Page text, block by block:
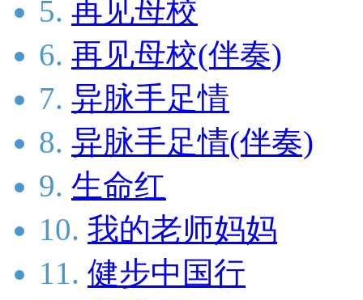
5. 再见母校
6. 再见母校(伴奏)
7. 异脉手足情
8. 异脉手足情(伴奏)
9. 生命红
10. 我的老师妈妈
11. 健步中国行